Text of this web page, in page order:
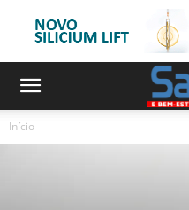
Início